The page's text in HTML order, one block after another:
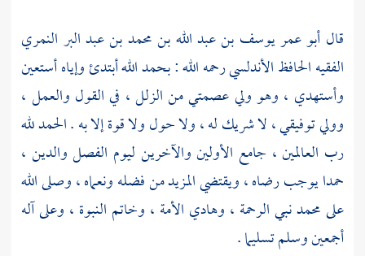
قال أبو عمر يوسف بن عبد الله بن محمد بن عبد البر النمري
الفقيه الحافظ الأندلسيرحمه الله : بحمد الله أبتدئ وإياه أستعين
وأستهدي ، وهو ولي عصمتي من الزلل ، في القول والعمل ،
وولي توفيقي ، لا شريك له ، ولا حول ولا قوة إلا به . الحمد لله
رب العالمين ، جامع الأولين والآخرين ليوم الفصل والدين ،
حمدا يوجب رضاه ، ويقتضي المزيد من فضله ونعماه ، وصلى الله
علىمحمدنبي الرحمة ، وهادي الأمة ، وخاتم النبوة ، وعلى آله
أجمعين وسلم تسليما .